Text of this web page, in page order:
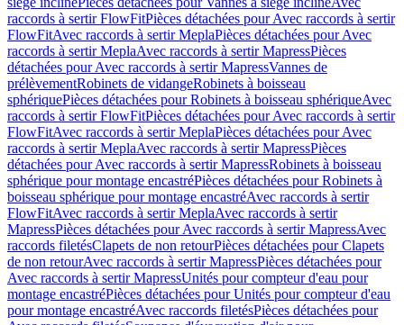
raccords à sertir FlowFitPièces détachées pour Avec raccords à sertir
FlowFitAvec raccords à sertir MeplaPièces détachées pour Avec
raccords à sertir MeplaAvec raccords à sertir MapressPièces
détachées pour Avec raccords à sertir MapressVannes de
prélèvementRobinets de vidangeRobinets à boisseau
sphériquePièces détachées pour Robinets à boisseau sphériqueAvec
raccords à sertir FlowFitPièces détachées pour Avec raccords à sertir
FlowFitAvec raccords à sertir MeplaPièces détachées pour Avec
raccords à sertir MeplaAvec raccords à sertir MapressPièces
détachées pour Avec raccords à sertir MapressRobinets à boisseau
sphérique pour montage encastréPièces détachées pour Robinets à
boisseau sphérique pour montage encastréAvec raccords à sertir
FlowFitAvec raccords à sertir MeplaAvec raccords à sertir
MapressPièces détachées pour Avec raccords à sertir MapressAvec
raccords filetésClapets de non retourPièces détachées pour Clapets
de non retourAvec raccords à sertir MapressPièces détachées pour
Avec raccords à sertir MapressUnités pour compteur d'eau pour
montage encastréPièces détachées pour Unités pour compteur d'eau
pour montage encastréAvec raccords filetésPièces détachées pour